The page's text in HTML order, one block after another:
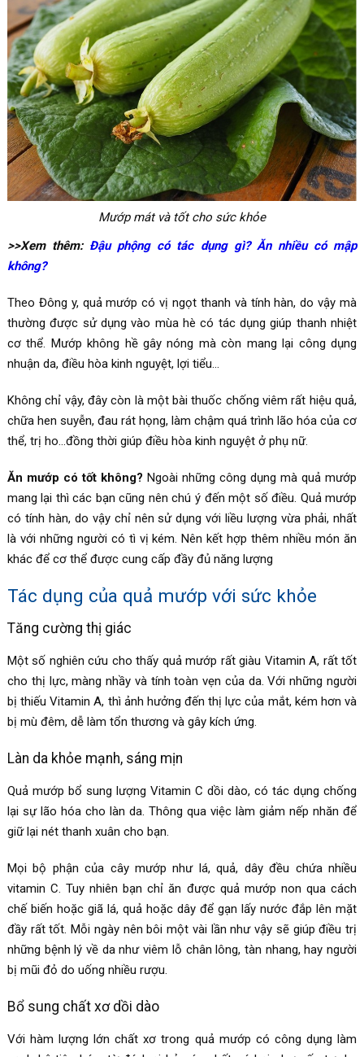
Mướp mát và tốt cho sức khỏe
>>Xem thêm: Đậu phộng có tác dụng gì? Ăn nhiều có mập
không?
Theo Đông y, quả mướp có vị ngọt thanh và tính hàn, do vậy mà
thường được sử dụng vào mùa hè có tác dụng giúp thanh nhiệt
cơ thể. Mướp không hề gây nóng mà còn mang lại công dụng
nhuận da, điều hòa kinh nguyệt, lợi tiểu…
Không chỉ vậy, đây còn là một bài thuốc chống viêm rất hiệu quả,
chữa hen suyễn, đau rát họng, làm chậm quá trình lão hóa của cơ
thể, trị ho…đồng thời giúp điều hòa kinh nguyệt ở phụ nữ.
Ăn mướp có tốt không? Ngoài những công dụng mà quả mướp
mang lại thì các bạn cũng nên chú ý đến một số điều. Quả mướp
có tính hàn, do vậy chỉ nên sử dụng với liều lượng vừa phải, nhất
là với những người có tì vị kém. Nên kết hợp thêm nhiều món ăn
khác để cơ thể được cung cấp đầy đủ năng lượng
Tác dụng của quả mướp với sức khỏe
Tăng cường thị giác
Một số nghiên cứu cho thấy quả mướp rất giàu Vitamin A, rất tốt
cho thị lực, màng nhầy và tính toàn vẹn của da. Với những người
bị thiếu Vitamin A, thì ảnh hưởng đến thị lực của mắt, kém hơn và
bị mù đêm, dễ làm tổn thương và gây kích ứng.
Làn da khỏe mạnh, sáng mịn
Quả mướp bổ sung lượng Vitamin C dồi dào, có tác dụng chống
lại sự lão hóa cho làn da. Thông qua việc làm giảm nếp nhăn để
giữ lại nét thanh xuân cho bạn.
Mọi bộ phận của cây mướp như lá, quả, dây đều chứa nhiều
vitamin C. Tuy nhiên bạn chỉ ăn được quả mướp non qua cách
chế biến hoặc giã lá, quả hoặc dây để gạn lấy nước đắp lên mặt
đầy rất tốt. Mỗi ngày nên bôi một vài lần như vậy sẽ giúp điều trị
những bệnh lý về da như viêm lỗ chân lông, tàn nhang, hay người
bị mũi đỏ do uống nhiều rượu.
Bổ sung chất xơ dồi dào
Với hàm lượng lớn chất xơ trong quả mướp có công dụng làm